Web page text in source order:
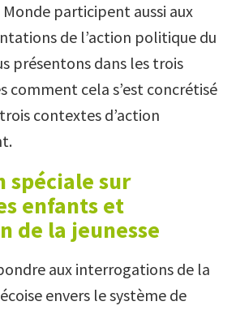
participent aussi aux
de l’action politique du
présentons dans les trois
comment cela s’est concrétisé
contextes d’action
spéciale sur
enfants et
de la jeunesse
aux interrogations de la
envers le système de